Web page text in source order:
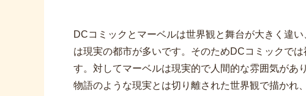
DCコミックとマーベルは世界観と舞台が大きく違
は現実の都市が多いです。そのためDCコミックで
す。対してマーベルは現実的で人間的な雰囲気が
物語のような現実とは切り離された世界観で描かれ